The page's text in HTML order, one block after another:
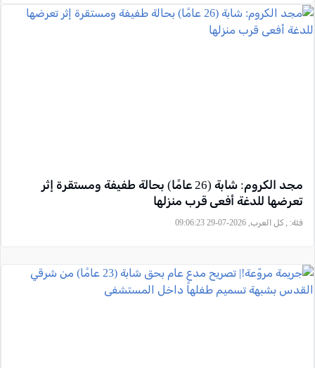
مجد الكروم: شابة (26 عامًا) بحالة طفيفة ومستقرة إثر
تعرضها للدغة أفعى قرب منزلها
فئة: , كل العرب, 2026-07-29 09:06:23